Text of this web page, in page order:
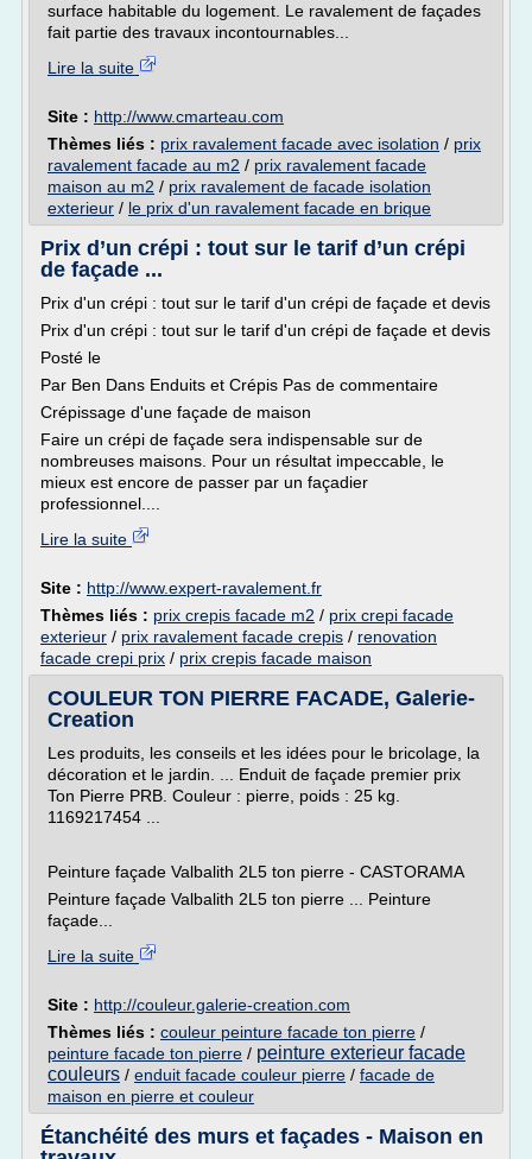
surface habitable du logement. Le ravalement de façades
fait partie des travaux incontournables...
Lire la suite
Site : http://www.cmarteau.com
Thèmes liés : prix ravalement facade avec isolation / prix
ravalement facade au m2 / prix ravalement facade
maison au m2 / prix ravalement de facade isolation
exterieur / le prix d'un ravalement facade en brique
Prix d’un crépi : tout sur le tarif d’un crépi
de façade ...
Prix d'un crépi : tout sur le tarif d'un crépi de façade et devis
Prix d'un crépi : tout sur le tarif d'un crépi de façade et devis
Posté le
Par Ben Dans Enduits et Crépis Pas de commentaire
Crépissage d'une façade de maison
Faire un crépi de façade sera indispensable sur de
nombreuses maisons. Pour un résultat impeccable, le
mieux est encore de passer par un façadier
professionnel....
Lire la suite
Site : http://www.expert-ravalement.fr
Thèmes liés : prix crepis facade m2 / prix crepi facade
exterieur / prix ravalement facade crepis / renovation
facade crepi prix / prix crepis facade maison
COULEUR TON PIERRE FACADE, Galerie-
Creation
Les produits, les conseils et les idées pour le bricolage, la
décoration et le jardin. ... Enduit de façade premier prix
Ton Pierre PRB. Couleur : pierre, poids : 25 kg.
1169217454 ...
Peinture façade Valbalith 2L5 ton pierre - CASTORAMA
Peinture façade Valbalith 2L5 ton pierre ... Peinture
façade...
Lire la suite
Site : http://couleur.galerie-creation.com
Thèmes liés : couleur peinture facade ton pierre /
peinture facade ton pierre / peinture exterieur facade
couleurs / enduit facade couleur pierre / facade de
maison en pierre et couleur
Étanchéité des murs et façades - Maison en